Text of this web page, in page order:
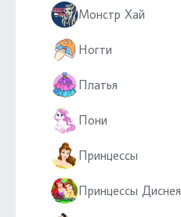
Монстр Хай
Ногти
Платья
Пони
Принцессы
Принцессы Диснея